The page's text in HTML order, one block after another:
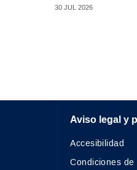
30 JUL 2026
Aviso legal y
Accesibilidad
Condiciones